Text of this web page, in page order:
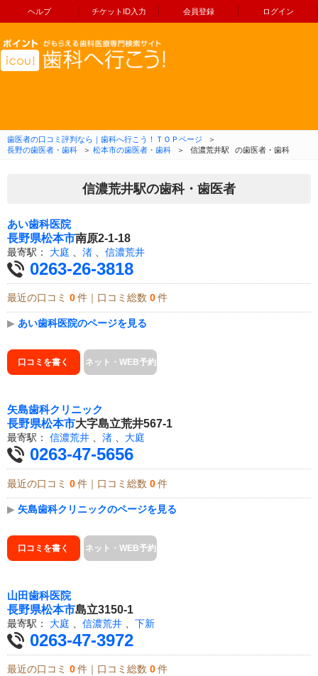
ヘルプ チケットID入力 会員登録 ログイン
コンテンツへ移動
歯医者の口コミ評判なら｜歯科へ行こう！ＴＯＰページ
＞
長野の歯医者・歯科
＞ 松本市の歯医者・歯科 ＞ 信濃荒井駅 の歯医者・歯科
信濃荒井駅の歯科・歯医者
あい歯科医院
長野県松本市南原2-1-18
最寄駅： 大庭 渚 信濃荒井
0263-26-3818
最近の口コミ 0 件｜口コミ総数 0 件
▶ あい歯科医院のページを見る
口コミを書く ネット・WEB予約
矢島歯科クリニック
長野県松本市大字島立荒井567-1
最寄駅： 信濃荒井 、 渚 、 大庭
0263-47-5656
最近の口コミ 0 件｜口コミ総数 0 件
▶ 矢島歯科クリニックのページを見る
口コミを書く ネット・WEB予約
山田歯科医院
長野県松本市島立3150-1
最寄駅： 大庭 信濃荒井 下新
0263-47-3972
最近の口コミ 0 件｜口コミ総数 0 件